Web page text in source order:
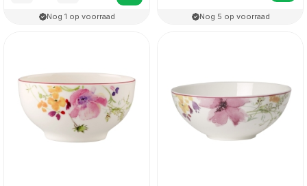
Nog 1 op voorraad Nog 5 op voorraad